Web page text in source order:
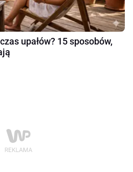
upałów? 15 sposobów,